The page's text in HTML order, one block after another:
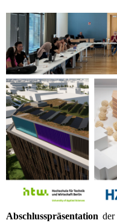
Abschlusspräsentation der